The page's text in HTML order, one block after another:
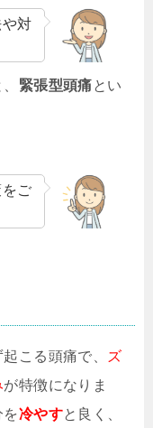
対
緊張型頭痛とい
ご
こる頭痛で、
ズ
が特徴になりま
冷やすと良く、